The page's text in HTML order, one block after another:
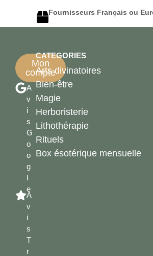
Fournisseurs Français ou
Mon
compte
A
v
i
s
G
o
o
g
l
e
A
v
i
s
T
r
CATEGORIES
Arts divinatoires
Bien-être
Magie
Herboristerie
Lithothérapie
Rituels
Box ésotérique mensuelle